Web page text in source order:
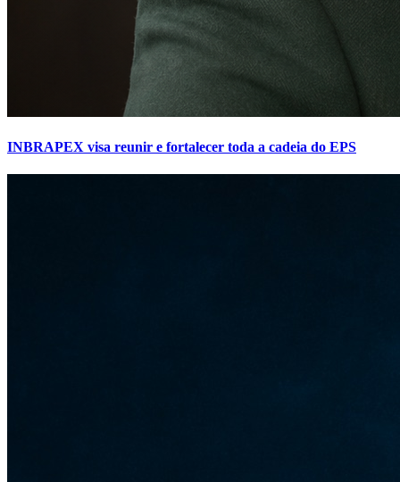
INBRAPEX visa reunir e fortalecer toda a cadeia do EPS